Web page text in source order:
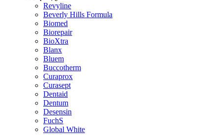
Revyline
Beverly Hills Formula
Biomed
Biorepair
BioXtra
Blanx
Bluem
Buccotherm
Curaprox
Curasept
Dentaid
Dentum
Desensin
FuchS
Global White